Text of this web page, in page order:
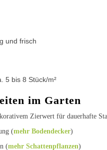
und frisch
5 bis 8 Stück/m²
im Garten
Zierwert für dauerhafte
(mehr Bodendecker)
(mehr Schattenpflanzen)